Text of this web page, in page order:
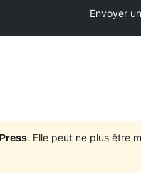
Envoyer
. Elle peut ne plus être